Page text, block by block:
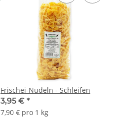
Frischei-Nudeln - Schleifen
3,95 € *
7,90 € pro 1 kg